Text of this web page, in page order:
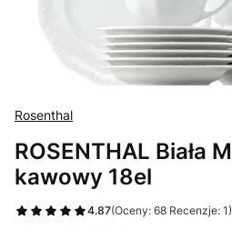
Rosenthal
ROSENTHAL Biała
kawowy 18el
4.87(Oceny: 68 Recenzje: 1)